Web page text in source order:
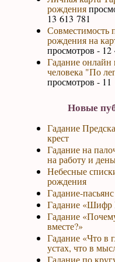
рождения
13 613 781
Совместимость
рождения на
просмотров - 12
Гадание
человека "По
просмотров - 11
Новые
Гадание
крест
Гадание на
на работу и
Небесные
рождения
Гадание-
Гадание «Шифр
Гадание
вместе?»
Гадание «Что в
устах, что в
Гадание по